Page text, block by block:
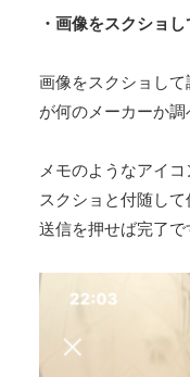
・画像をスクショ
画像をスクショし
が何のメーカーか調
メモのようなアイ
スクショと付随し
送信を押せば完了で